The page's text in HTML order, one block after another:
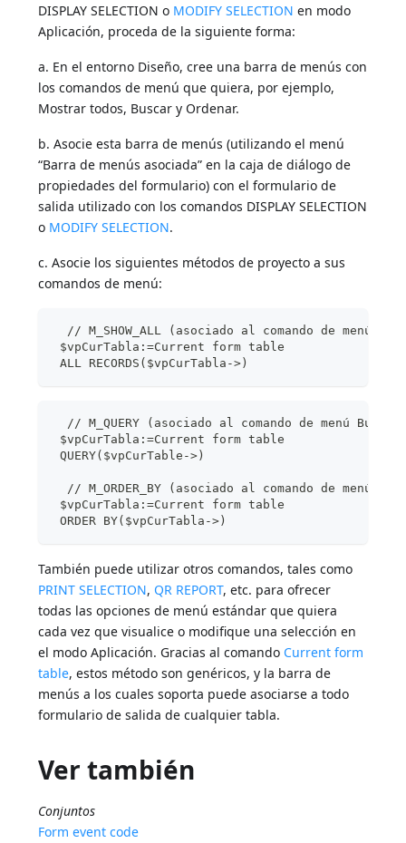
DISPLAY SELECTION o MODIFY SELECTION en modo
Aplicación, proceda de la siguiente forma:
a. En el entorno Diseño, cree una barra de menús con
los comandos de menú que quiera, por ejemplo,
Mostrar todos, Buscar y Ordenar.
b. Asocie esta barra de menús (utilizando el menú
“Barra de menús asociada” en la caja de diálogo de
propiedades del formulario) con el formulario de
salida utilizado con los comandos DISPLAY SELECTION
o MODIFY SELECTION.
c. Asocie los siguientes métodos de proyecto a sus
comandos de menú:
// M_SHOW_ALL (asociado al comando de menú
$vpCurTabla:=Current form table
ALL RECORDS($vpCurTabla->)
// M_QUERY (asociado al comando de menú
$vpCurTabla:=Current form table
QUERY($vpCurTable->)
// M_ORDER_BY (asociado al comando de menú
$vpCurTabla:=Current form table
ORDER BY($vpCurTabla->)
También puede utilizar otros comandos, tales como
PRINT SELECTION, QR REPORT, etc. para ofrecer
todas las opciones de menú estándar que quiera
cada vez que visualice o modifique una selección en
el modo Aplicación. Gracias al comando Current form
table, estos método son genéricos, y la barra de
menús a los cuales soporta puede asociarse a todo
formulario de salida de cualquier tabla.
Ver también
Conjuntos
Form event code